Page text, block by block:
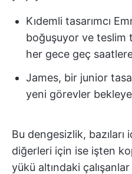
Kıdemli tasarımcı
boğuşuyor ve teslim
her gece geç
James, bir junior
yeni görevler
Bu dengesizlik, bazıları
diğerleri için ise işten
yükü altındaki